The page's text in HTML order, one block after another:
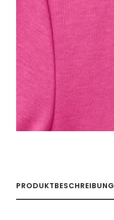
PRODUKTBESCHREIBUNG